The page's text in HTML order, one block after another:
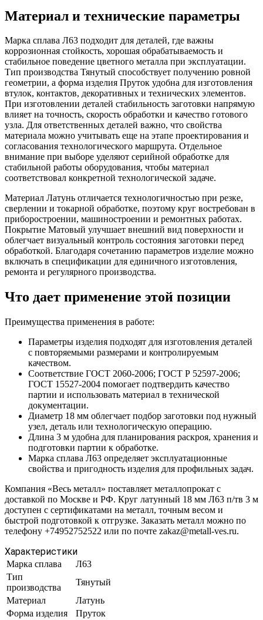
Материал и технические параметры
Марка сплава Л63 подходит для деталей, где важны
коррозионная стойкость, хорошая обрабатываемость и
стабильное поведение цветного металла при эксплуатации.
Тип производства Тянутый способствует получению ровной
геометрии, а форма изделия Пруток удобна для изготовления
втулок, контактов, декоративных и технических элементов.
При изготовлении деталей стабильность заготовки напрямую
влияет на точность, скорость обработки и качество готового
узла. Для ответственных деталей важно, что свойства
материала можно учитывать еще на этапе проектирования и
согласования технологического маршрута. Отдельное
внимание при выборе уделяют серийной обработке для
стабильной работы оборудования, чтобы материал
соответствовал конкретной технологической задаче.
Материал Латунь отличается технологичностью при резке,
сверлении и токарной обработке, поэтому круг востребован в
приборостроении, машиностроении и ремонтных работах.
Покрытие Матовый улучшает внешний вид поверхности и
облегчает визуальный контроль состояния заготовки перед
обработкой. Благодаря сочетанию параметров изделие можно
включать в спецификации для единичного изготовления,
ремонта и регулярного производства.
Что дает применение этой позиции
Преимущества применения в работе:
Параметры изделия подходят для изготовления деталей
с повторяемыми размерами и контролируемым
качеством.
Соответствие ГОСТ 2060-2006; ГОСТ Р 52597-2006;
ГОСТ 15527-2004 помогает подтвердить качество
партии и использовать материал в технической
документации.
Диаметр 18 мм облегчает подбор заготовки под нужный
узел, деталь или технологическую операцию.
Длина 3 м удобна для планирования раскроя, хранения и
подготовки партии к обработке.
Марка сплава Л63 определяет эксплуатационные
свойства и пригодность изделия для профильных задач.
Компания «Весь металл» поставляет металлопрокат с
доставкой по Москве и РФ. Круг латунный 18 мм Л63 п/тв 3 м
доступен с сертификатами на металл, точным весом и
быстрой подготовкой к отгрузке. Заказать металл можно по
телефону +74952752522 или по почте zakaz@metall-ves.ru.
Характеристики
Марка сплава
Л63
Тип
производства
Тянутый
Материал
Латунь
Форма изделия
Пруток